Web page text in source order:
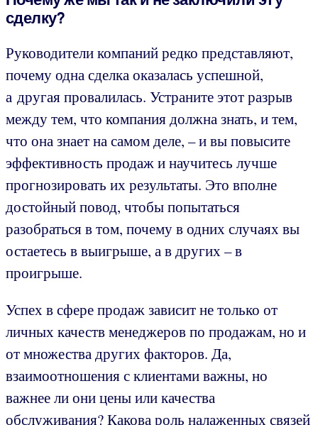
сделку?
Руководители компаний редко представляют,
почему одна сделка оказалась успешной,
а другая провалилась. Устраните этот разрыв
между тем, что компания должна знать, и тем,
что она знает на самом деле, – и вы повысите
эффективность продаж и научитесь лучше
прогнозировать их результаты. Это вполне
достойный повод, чтобы попытаться
разобраться в том, почему в одних случаях вы
остаетесь в выигрыше, а в других – в
проигрыше.
Успех в сфере продаж зависит не только от
личных качеств менеджеров по продажам, но и
от множества других факторов. Да,
взаимоотношения с клиентами важны, но
важнее ли они цены или качества
обслуживания? Какова роль налаженных связей